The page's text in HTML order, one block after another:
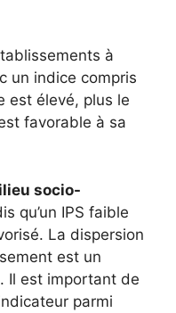
à
un indice compris
est élevé, plus le
favorable à sa
socio-
qu’un IPS faible
La dispersion
est un
Il est important de
parmi